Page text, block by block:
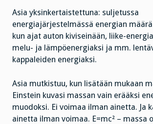
Asia yksinkertaistettuna: suljetussa
energiajärjestelmässä energian määrä
kun ajat auton kiviseinään, liike-
melu- ja lämpöenergiaksi ja mm.
kappaleiden energiaksi.
Asia mutkistuu, kun lisätään mukaan
Einstein kuvasi massan vain erääksi
muodoksi. Ei voimaa ilman ainetta. Ja
ainetta ilman voimaa. E=mc² – massa